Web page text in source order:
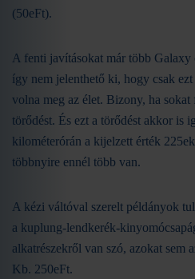
(50eFt).
A fenti javításokat már több Galaxy
így nem jelenthető ki, hogy csak
volna meg az élet. Bizony, ha
törődést. És ezt a törődést akkor is
kilométerórán a kijelzett érték
többnyire ennél több van.
A kézi váltóval szerelt példányok
a kuplung-lendkerék-
alkatrészekről van szó, azokat sem
Kb. 250eFt.